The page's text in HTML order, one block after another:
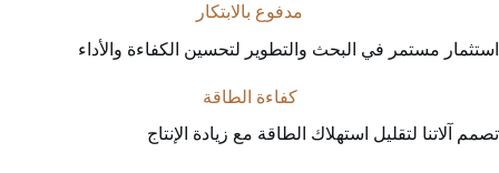
مدفوع بالابتكار
استثمار مستمر في البحث والتطوير لتحسين الكفاءة والأداء
كفاءة الطاقة
تصمم آلاتنا لتقليل استهلاك الطاقة مع زيادة الإنتاج